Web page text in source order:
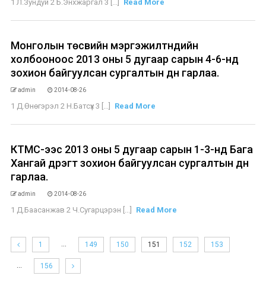
1 Л.Зундуй 2 Б.Энхжаргал 3 [...] Read More
Монголын төсвийн мэргэжилтнүүдийн
холбооноос 2013 оны 5 дугаар сарын 4-6-нд
зохион байгуулсан сургалтын дүн гарлаа.
admin 2014-08-26
1 Д.Өнөгэрэл 2 Н.Батсүх 3 [...] Read More
КТМС-ээс 2013 оны 5 дугаар сарын 1-3-нд Бага
Хангай дүүрэгт зохион байгуулсан сургалтын дүн
гарлаа.
admin 2014-08-26
1 Д.Баасанжав 2 Ч.Сугарцэрэн [...] Read More
1 … 149 150 151 152 153
… 156